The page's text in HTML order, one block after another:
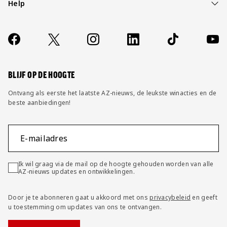
Help
Contact
FAQ
Socials
https://www.facebook.com/AZAlkmaar
X Instagram LinkedIn TikTok
BLIJF OP DE HOOGTE
Ontvang als eerste het laatste AZ-nieuws, de leukste winacties en de
beste aanbiedingen!
E-mailadres
Ik wil graag via de mail op de hoogte gehouden worden van alle
AZ-nieuws updates en ontwikkelingen.
Door je te abonneren gaat u akkoord met onsprivacybeleid en geeft
u toestemming om updates van ons te ontvangen.